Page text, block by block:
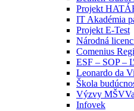
Projekt
IT Akadémia
Projekt E-Test
Národná
Comenius
ESF – SOP –
Leonardo da
Škola
Výzvy
Infovek